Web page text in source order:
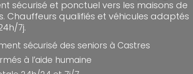
sécurisé et ponctuel vers les maisons de
Chauffeurs qualifiés et véhicules adaptés
7j.
sécurisé des seniors à Castres
à l’aide humaine